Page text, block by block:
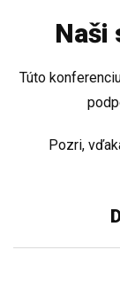
Naši
Túto
Pozri,